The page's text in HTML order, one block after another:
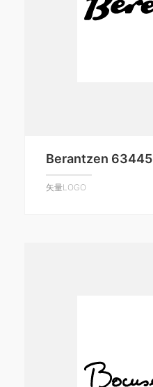
Berantzen 63445
矢量LOGO